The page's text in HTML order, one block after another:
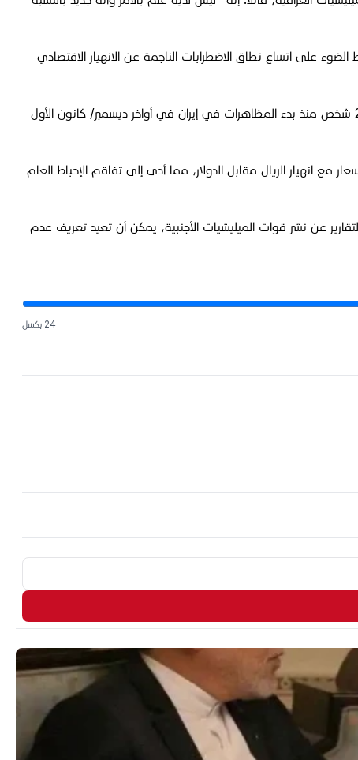
الإبلاغ عن احتجاجات واشتباكات عنيفة في أكثر من 200 مدينة في 26 مقاطعة، مما يسلّط الضوء على اتساع نطاق الاضطرابات الناجمة عن الانهيار الاقتصادي
ونقلت الشبكة، معلومات عن جماعات حقوق الإنسان ومنظمات مراقبة مستقلة، تفيد "بمقتل 38 شخصاً على الأقل، واعتقال أكثر من 2200 شخص منذ بدء المظاهرات في إيران في أواخر ديسمبر/ كانون الأول
مع انهيار الريال مقابل الدولار، مما أدى إلى تفاقم الإحباط العام
عن نشر قوات الميليشيات الأجنبية، يمكن أن تعيد تعريف عدم
24 بكسل